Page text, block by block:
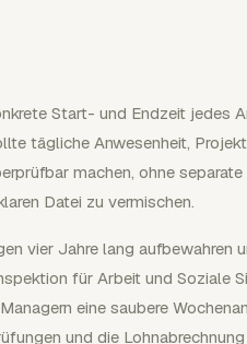
Start- und Endzeit jedes
tägliche Anwesenheit,
machen, ohne
Datei zu vermischen.
vier Jahre lang aufbewahren
für Arbeit und Soziale
eine saubere
und die